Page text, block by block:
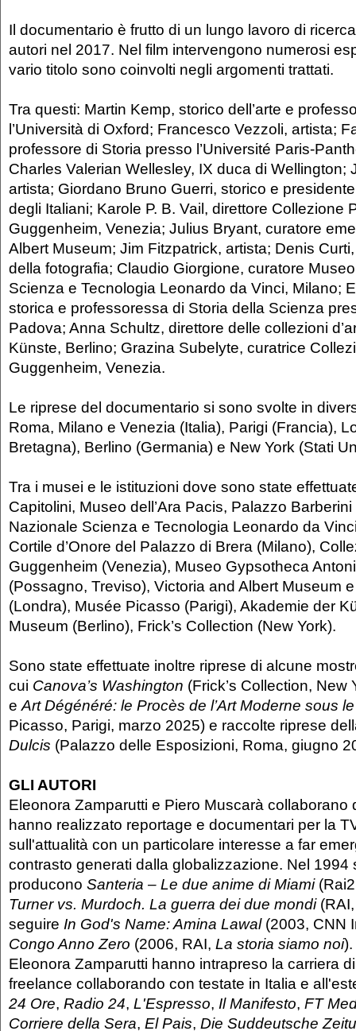
Il documentario è frutto di un lungo lavoro di
autori nel 2017. Nel film intervengono numerosi
vario titolo sono coinvolti negli argomenti trattati.
Tra questi: Martin Kemp, storico dell’arte e
l’Università di Oxford; Francesco Vezzoli, artista;
professore di Storia presso l’Université Paris-
Charles Valerian Wellesley, IX duca di Wellington;
artista; Giordano Bruno Guerri, storico e
degli Italiani; Karole P. B. Vail, direttore Collezione
Guggenheim, Venezia; Julius Bryant, curatore
Albert Museum; Jim Fitzpatrick, artista; Denis
della fotografia; Claudio Giorgione, curatore
Scienza e Tecnologia Leonardo da Vinci, Milano;
storica e professoressa di Storia della Scienza
Padova; Anna Schultz, direttore delle collezioni
Künste, Berlino; Grazina Subelyte, curatrice
Guggenheim, Venezia.
Le riprese del documentario si sono svolte in
Roma, Milano e Venezia (Italia), Parigi (Francia),
Bretagna), Berlino (Germania) e New York (Stati
Tra i musei e le istituzioni dove sono state
Capitolini, Museo dell’Ara Pacis, Palazzo
Nazionale Scienza e Tecnologia Leonardo da
Cortile d’Onore del Palazzo di Brera (Milano),
Guggenheim (Venezia), Museo Gypsotheca
(Possagno, Treviso), Victoria and Albert Museum
(Londra), Musée Picasso (Parigi), Akademie der
Museum (Berlino), Frick’s Collection (New York).
Sono state effettuate inoltre riprese di alcune
cui Canova’s Washington (Frick’s Collection, New
e Art Dégénéré: le Procès de l’Art Moderne sous
Picasso, Parigi, marzo 2025) e raccolte riprese
Dulcis (Palazzo delle Esposizioni, Roma, giugno
GLI AUTORI
Eleonora Zamparutti e Piero Muscarà collaborano
hanno realizzato reportage e documentari per la
sull'attualità con un particolare interesse a far
contrasto generati dalla globalizzazione. Nel 1994
producono Santeria – Le due anime di Miami
Turner vs. Murdoch. La guerra dei due mondi(RAI,
seguire In God's Name: Amina Lawal(2003, CNN
Congo Anno Zero (2006, RAI, La storia siamo noi
Eleonora Zamparutti hanno intrapreso la carriera
freelance collaborando con testate in Italia e
24 Ore, Radio 24, L'Espresso, Il Manifesto, FT
Corriere della Sera, El Pais, Die Suddeutsche